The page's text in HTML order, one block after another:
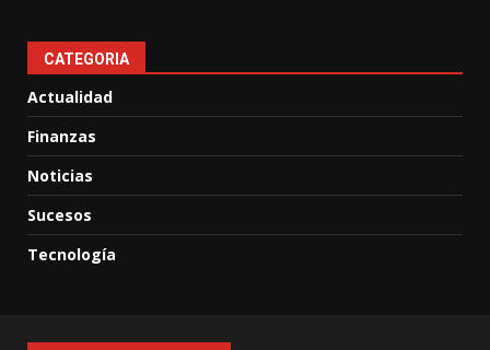
CATEGORIA
Actualidad
Finanzas
Noticias
Sucesos
Tecnología